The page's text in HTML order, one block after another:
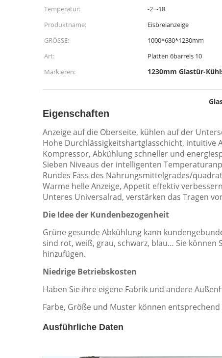
Temperatur:
-2~-18
Produktname:
Eisbreianzeige
GRÖSSE:
1000*680*1230mm
Art:
Platten 6barrels 10
Markieren:
1230mm Glastür-
Eigenschaften
Anzeige auf die Oberseite, kühlen auf der
Hohe Durchlässigkeitshartglasschicht, intuitive
Kompressor, Abkühlung schneller und
Sieben Niveaus der intelligenten
Rundes Fass des Nahrungsmittelgrades/
Warme helle Anzeige, Appetit effektiv verbessern
Unteres Universalrad, verstärken das Tragen
Die Idee der Kundenbezogenheit
Grüne gesunde Abkühlung kann
sind rot, weiß, grau, schwarz, blau… Sie
hinzufügen.
Niedrige Betriebskosten
Haben Sie ihre eigene Fabrik und andere
Farbe, Größe und Muster können
Ausführliche Daten